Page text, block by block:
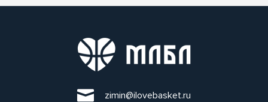
zimin@ilovebasket.ru